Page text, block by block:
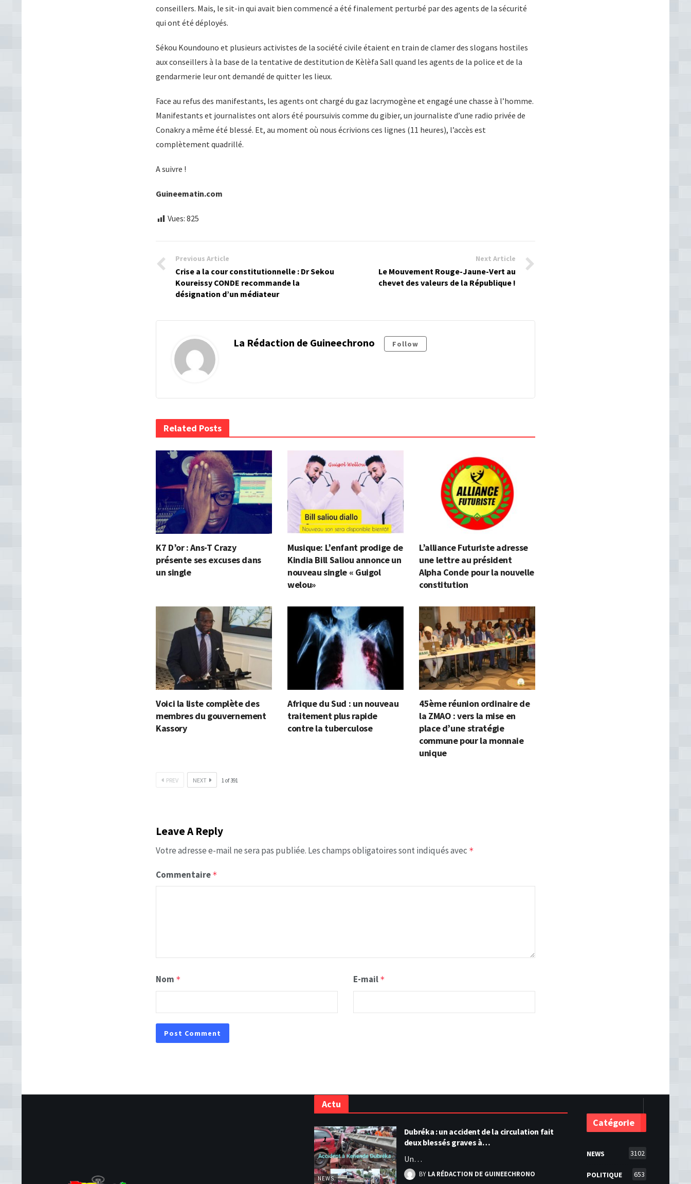
conseillers. Mais, le sit-in qui avait bien commencé a été finalement perturbé par des agents de la sécurité
qui ont été déployés.
Sékou Koundouno et plusieurs activistes de la société civile étaient en train de clamer des slogans hostiles
aux conseillers à la base de la tentative de destitution de Kèlèfa Sall quand les agents de la police et de la
gendarmerie leur ont demandé de quitter les lieux.
Face au refus des manifestants, les agents ont chargé du gaz lacrymogène et engagé une chasse à l’homme.
Manifestants et journalistes ont alors été poursuivis comme du gibier, un journaliste d’une radio privée de
Conakry a même été blessé. Et, au moment où nous écrivions ces lignes (11 heures), l’accès est
complètement quadrillé.
A suivre !
Guineematin.com
Vues: 825
Previous Article
Crise a la cour constitutionnelle : Dr Sekou
Koureissy CONDE recommande la
désignation d’un médiateur
Next Article
Le Mouvement Rouge-Jaune-Vert au
chevet des valeurs de la République !
La Rédaction de Guineechrono Follow
Related Posts
K7 D’or : Ans-T Crazy
présente ses excuses dans
un single
Musique: L’enfant prodige de
Kindia Bill Saliou annonce un
nouveau single « Guigol
welou»
L’alliance Futuriste adresse
une lettre au président
Alpha Conde pour la nouvelle
constitution
Voici la liste complète des
membres du gouvernement
Kassory
Afrique du Sud : un nouveau
traitement plus rapide
contre la tuberculose
45ème réunion ordinaire de
la ZMAO : vers la mise en
place d’une stratégie
commune pour la monnaie
unique
PREV NEXT 1 of391
Leave A Reply
Votre adresse e-mail ne sera pas publiée. Les champs obligatoires sont indiqués avec *
Commentaire *
Nom * E-mail *
Actu
NEWS
Dubréka : un accident de la circulation fait
deux blessés graves à…
Un…
BY LA RÉDACTION DE GUINEECHRONO
Catégorie
NEWS 3102
POLITIQUE 653